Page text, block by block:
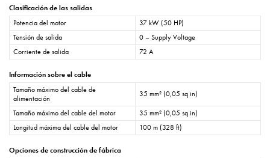
Clasificación de las salidas
Potencia del motor
37 kW (50 HP)
Tensión de salida
0 – Supply Voltage
Corriente de salida
72 A
Información sobre el cable
Tamaño máximo del cable de
alimentación
35 mm² (0,05 sq in)
Tamaño máximo del cable del motor
35 mm² (0,05 sq in)
Longitud máxima del cable del motor
100 m (328 ft)
Opciones de construcción de fábrica